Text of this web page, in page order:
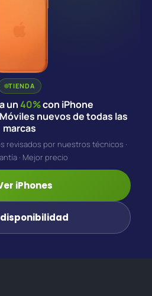
TIENDA
un40%con iPhone
nuevos de todas las
marcas
revisados por nuestros técnicos ·
· Mejor precio
iPhones
disponibilidad